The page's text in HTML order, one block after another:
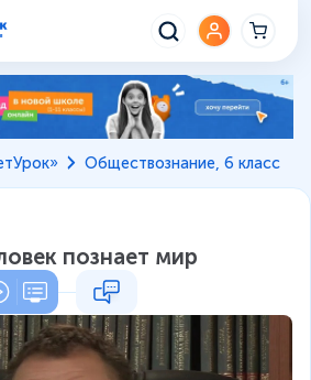
Обществознание, 6 класс
познает мир